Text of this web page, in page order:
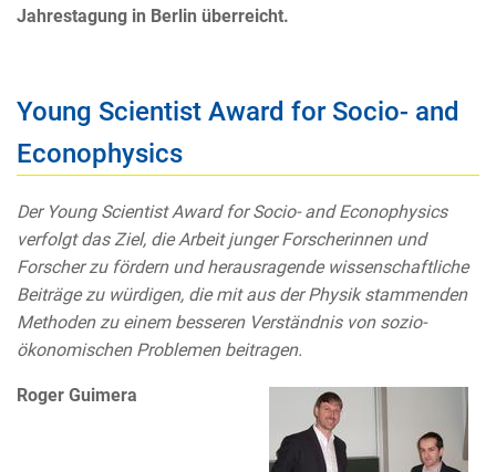
Jahrestagung in Berlin überreicht.
Young Scientist Award for Socio- and
Econophysics
Der Young Scientist Award for Socio- and Econophysics
verfolgt das Ziel, die Arbeit junger Forscherinnen und
Forscher zu fördern und herausragende wissenschaftliche
Beiträge zu würdigen, die mit aus der Physik stammenden
Methoden zu einem besseren Verständnis von sozio-
ökonomischen Problemen beitragen.
Roger Guimera